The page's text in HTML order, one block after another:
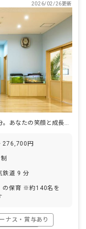
2026/02/26更新
月給24万円台＆賞与4.97ヶ月分。あなたの笑顔と成長を応援する保育の舞台
276,700円
鉄道 9 分
の保育 ※約140名を
ナス・賞与あり